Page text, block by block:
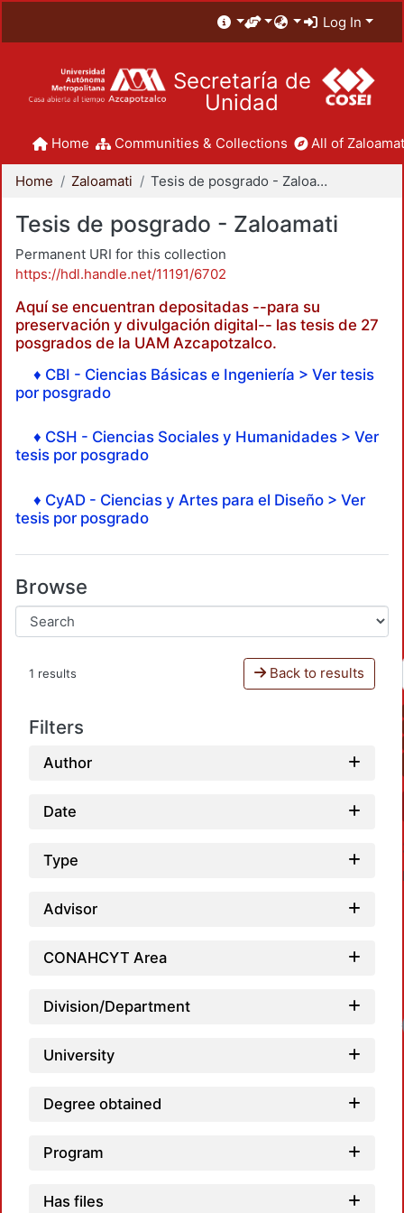
Log In
Secretaría de
Unidad
Home Communities & Collections All of
Home Zaloamati Tesis de posgrado - Zaloamati
Tesis de posgrado - Zaloamati
Permanent URI for this collection
https://hdl.handle.net/11191/6702
Aquí se encuentran depositadas --para su
preservación y divulgación digital-- las tesis de 27
posgrados de la UAM Azcapotzalco.
♦ CBI - Ciencias Básicas e Ingeniería > Ver tesis
por posgrado
♦ CSH - Ciencias Sociales y Humanidades > Ver
tesis por posgrado
♦ CyAD - Ciencias y Artes para el Diseño > Ver
tesis por posgrado
Browse
1 results Back to results
Filters
Author
Date
Type
Advisor
CONAHCYT Area
Division/Department
University
Degree obtained
Program
Has files